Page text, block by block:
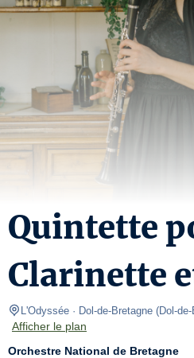
Quintette
Clarinette
L'Odyssée · Dol-de-Bretagne (Dol-
Afficher le plan
Orchestre National de Bretagne